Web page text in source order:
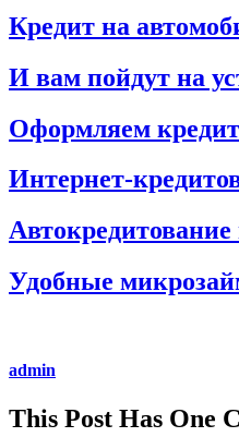
Кредит на
И вам пойдут на
Оформляем
Интернет-
Автокредитование
Удобные
admin
This Post Has One